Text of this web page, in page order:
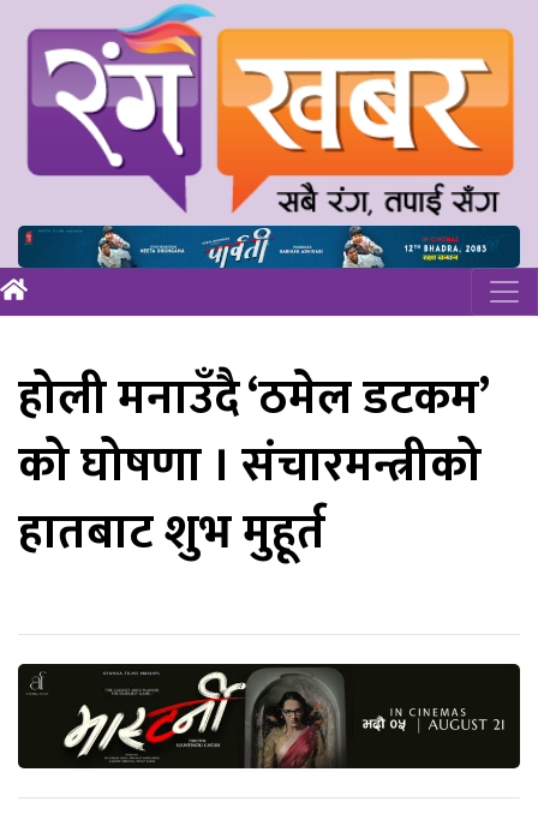
होली मनाउँदै ‘ठमेल डटकम’
को घोषणा । संचारमन्त्रीको
हातबाट शुभ मुहूर्त